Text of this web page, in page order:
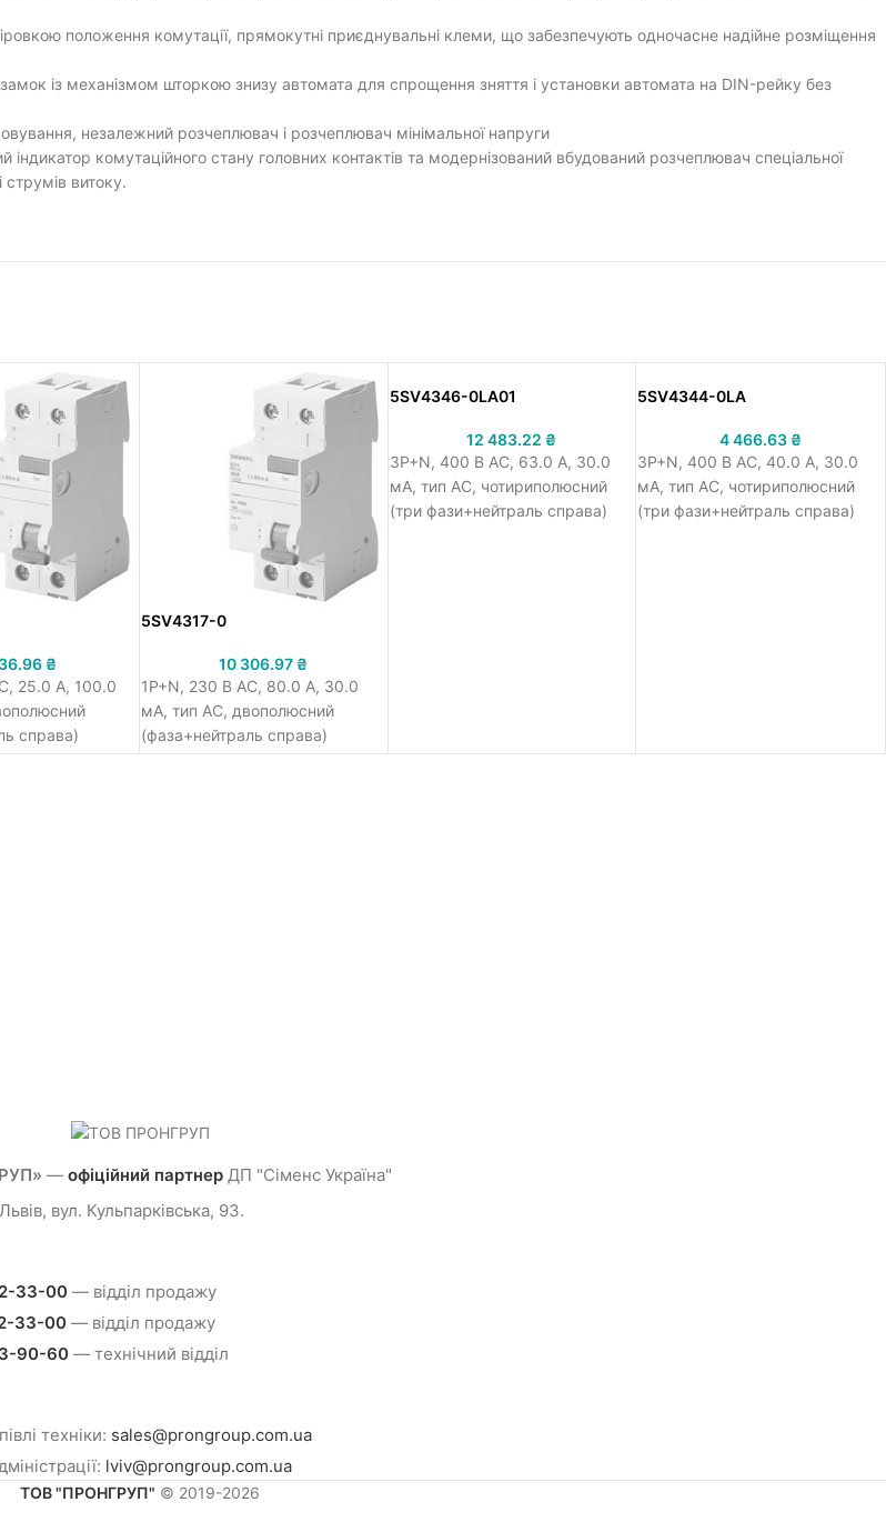
положення комутації, прямокутні приєднувальні клеми, що забезпечують одночасне надійне розміщення
із механізмом шторкою знизу автомата для спрощення зняття і установки автомата на DIN-рейку без
незалежний розчеплювач і розчеплювач мінімальної напруги
комутаційного стану головних контактів та модернізований вбудований розчеплювач спеціальної
витоку.
₴
25.0 A, 100.0
справа)
5SV4317-0
10 306.97 ₴
1Р+N, 230 В АС, 80.0 A, 30.0
мА, тип АС, двополюсний
(фаза+нейтраль справа)
пристрій захисного
5SV4346-0LA01
12 483.22 ₴
3Р+N, 400 В АС, 63.0 A, 30.0
мА, тип АС, чотириполюсний
(три фази+нейтраль справа)
5SV4344-0LA
4 466.63 ₴
3Р+N, 400 В АС, 40.0 A, 30.0
мА, тип АС, чотириполюсний
(три фази+нейтраль справа)
— офіційний партнерДП "Сіменс Україна"
вул. Кульпарківська, 93.
33-00— відділ продажу
33-00— відділ продажу
90-60— технічний відділ
техніки: sales@prongroup.com.ua
lviv@prongroup.com.ua
ТОВ "ПРОНГРУП" © 2019-2026